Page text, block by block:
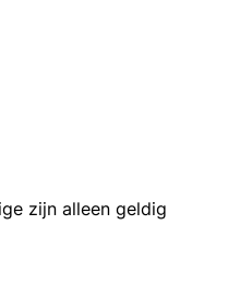
zijn alleen geldig